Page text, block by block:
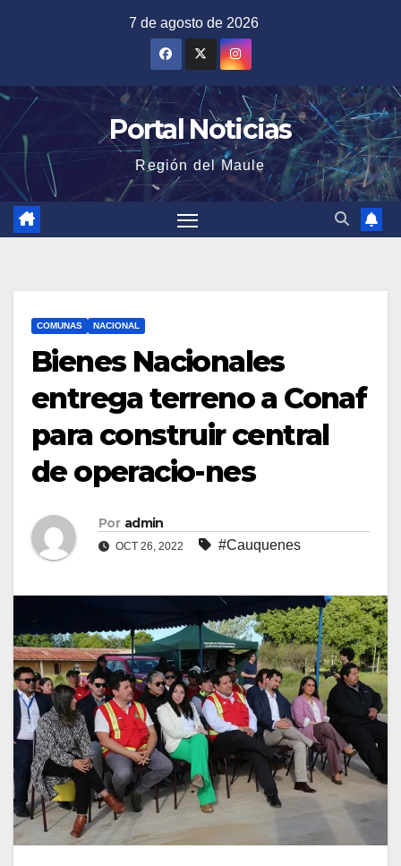
7 de agosto de 2026
Portal Noticias
Región del Maule
COMUNAS NACIONAL
Bienes Nacionales
entrega terreno a Conaf
para construir central
de operacio-nes
Por admin
OCT 26, 2022 #Cauquenes